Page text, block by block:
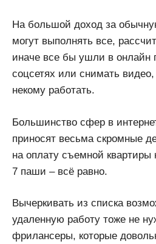
На большой доход за
могут выполнять все,
иначе все бы ушли в онлайн
соцсетях или снимать
некому работать.
Большинство сфер в
приносят весьма скромные
на оплату съемной квартиры
7 паши – всё равно.
Вычеркивать из списка
удаленную работу тоже не
фрилансеры, которые